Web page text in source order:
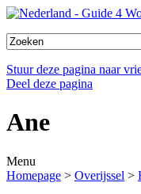
Stuur deze pagina naar
Deel deze pagina
Ane
Menu
Homepage > Overijssel >